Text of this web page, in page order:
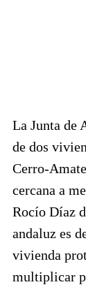
La Junta de
de dos
Cerro-
cercana a
Rocío Díaz
andaluz es
vivienda
multiplicar